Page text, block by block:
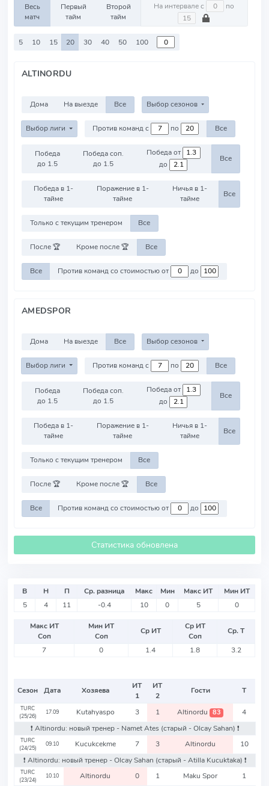
Весь
матч
Первый
тайм
Второй
тайм
На интервале с по
5 10 15 20 30 40 50 100
ALTINORDU
Дома На выезде Все Выбор сезонов
Выбор лиги Против команд с по Все
Победа
до 1.5
Победа соп.
до 1.5
Победа от
до
Все
Победа в 1-
тайме
Поражение в 1-
тайме
Ничья в 1-
тайме
Все
Только с текущим тренером Все
После 🏆 Кроме после 🏆 Все
Все Против команд со стоимостью от до
AMEDSPOR
Дома На выезде Все Выбор сезонов
Выбор лиги Против команд с по Все
Победа
до 1.5
Победа соп.
до 1.5
Победа от
до
Все
Победа в 1-
тайме
Поражение в 1-
тайме
Ничья в 1-
тайме
Все
Только с текущим тренером Все
После 🏆 Кроме после 🏆 Все
Все Против команд со стоимостью от до
Статистика обновлена
В Н П Ср. разница Макс Мин Макс ИТ
Мин ИТ
5
4 11 -0.4 10 0 5 0
Макс ИТ
Соп
Мин ИТ
Соп
Ср ИТ
Ср ИТ
Соп
Ср. Т
7
0 1.4 1.8 3.2
Сезон Дата Хозяева
ИТ
1
ИТ
2
Гости Т
TURC
(25/26)
17.09 Kutahyaspo 3 1 Altinordu 83
4
❗️ Altinordu: новый тренер - Namet Ates (старый - Olcay Sahan) ❗️
TURC
(24/25)
09.10 Kucukcekme 7 3 Altinordu
10
❗️ Altinordu: новый тренер - Olcay Sahan (старый - Atilla Kucuktaka) ❗️
TURC
(23/24)
10.10 Altinordu 0 1 Maku Spor
1